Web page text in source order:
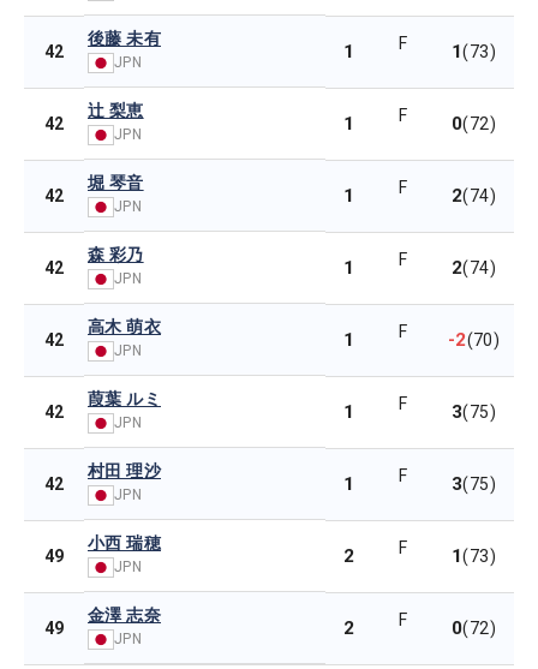
42
後藤 未有
JPN 1 F 1(73)
42
辻 梨恵
JPN 1 F 0(72)
42
堀 琴音
JPN 1 F 2(74)
42
森 彩乃
JPN 1 F 2(74)
42
高木 萌衣
JPN 1 F -2(70)
42
葭葉 ルミ
JPN 1 F 3(75)
42
村田 理沙
JPN 1 F 3(75)
49
小西 瑞穂
JPN 2 F 1(73)
49
金澤 志奈
JPN 2 F 0(72)